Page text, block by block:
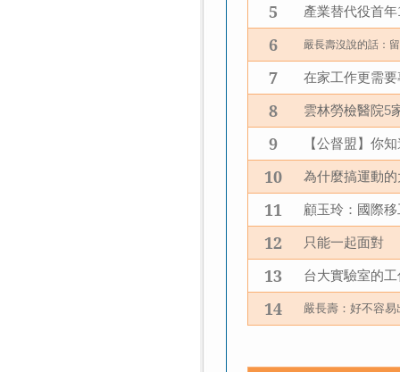
5 產業替代役首年
6 嚴長壽沒說的話：
7 在家工作更需
8 雲林勞檢醫院5
9 【公督盟】你
10 為什麼搞運動
11 顧玉玲：國際
12 只能一起面對
13 台大實驗室的
14 嚴長壽：好不容